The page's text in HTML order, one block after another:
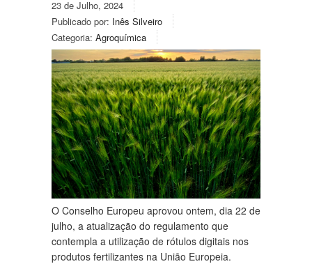
23 de Julho, 2024
Publicado por: Inês Silveiro
Categoria: Agroquímica
O Conselho Europeu aprovou ontem, dia 22 de
julho, a atualização do regulamento que
contempla a utilização de rótulos digitais nos
produtos fertilizantes na União Europeia.